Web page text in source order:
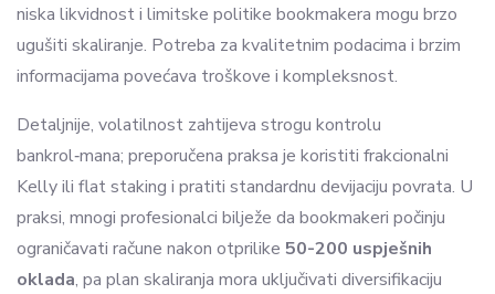
niska likvidnost i limitske politike bookmakera mogu brzo
ugušiti skaliranje. Potreba za kvalitetnim podacima i brzim
informacijama povećava troškove i kompleksnost.
Detaljnije, volatilnost zahtijeva strogu kontrolu
bankrol‑mana; preporučena praksa je koristiti frakcionalni
Kelly ili flat staking i pratiti standardnu devijaciju povrata. U
praksi, mnogi profesionalci bilježe da bookmakeri počinju
ograničavati račune nakon otprilike 50-200 uspješnih
oklada, pa plan skaliranja mora uključivati diversifikaciju